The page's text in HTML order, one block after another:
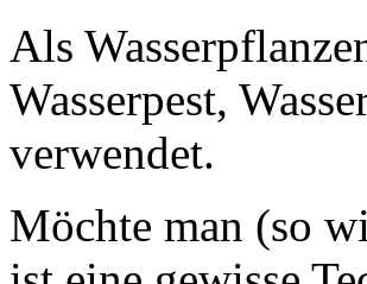
Als
Wasserpest,
verwendet.
Möchte man (so